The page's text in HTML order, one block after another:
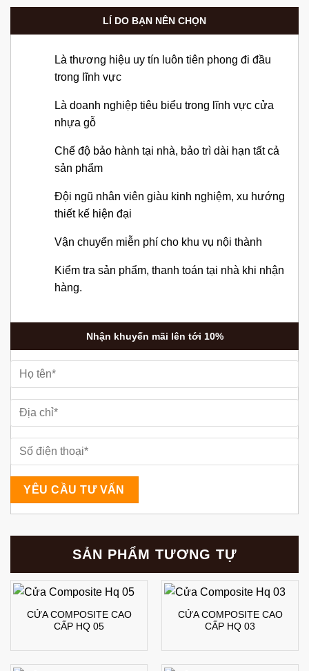
LÍ DO BẠN NÊN CHỌN
Là thương hiệu uy tín luôn tiên phong đi đầu
trong lĩnh vực
Là doanh nghiệp tiêu biểu trong lĩnh vực cửa
nhựa gỗ
Chế độ bảo hành tại nhà, bảo trì dài hạn tất cả
sản phẩm
Đội ngũ nhân viên giàu kinh nghiệm, xu hướng
thiết kế hiện đại
Vận chuyển miễn phí cho khu vụ nội thành
Kiểm tra sản phẩm, thanh toán tại nhà khi nhận
hàng.
Nhận khuyến mãi lên tới 10%
SẢN PHẨM TƯƠNG TỰ
CỬA COMPOSITE CAO
CẤP HQ 05
CỬA COMPOSITE CAO
CẤP HQ 03